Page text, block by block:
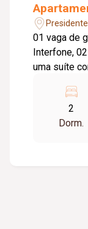
01 vaga de
Interfone,
uma suíte
social com
planejada,
2
Dorm.